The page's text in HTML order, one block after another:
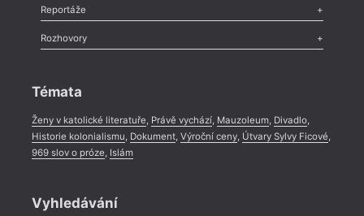
Recenze
Méně slov o próze,Celá rubrika
Reportáže
Literární zítřky
Celá rubrika
Rozhovory
Témata
Ženy v katolické literatuře, Právě vychází, Mauzoleum, Divadlo,
Historie kolonialismu, Dokument, Výroční ceny, Útvary Sylvy Ficové,
969 slov o próze, Islám
Vyhledávání